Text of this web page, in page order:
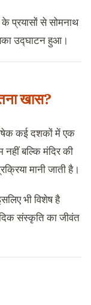
प्रयासों से सोमनाथ
उद्घाटन हुआ।
खास?
कई दशकों में एक
नहीं बल्कि मंदिर की
मानी जाती है।
भी विशेष है
संस्कृति का जीवंत